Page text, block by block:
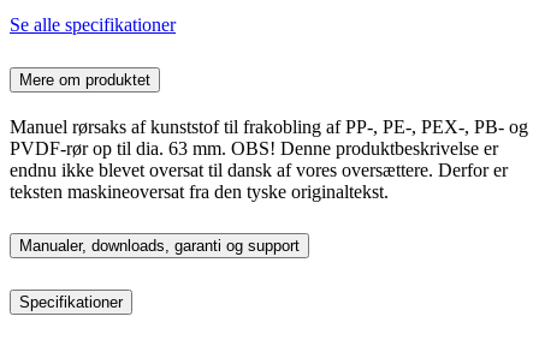
Se alle specifikationer
Mere om produktet
Manuel rørsaks af kunststof til frakobling af PP-, PE-, PEX-, PB- og
PVDF-rør op til dia. 63 mm. OBS! Denne produktbeskrivelse er
endnu ikke blevet oversat til dansk af vores oversættere. Derfor er
teksten maskineoversat fra den tyske originaltekst.
Manualer, downloads, garanti og support
Specifikationer